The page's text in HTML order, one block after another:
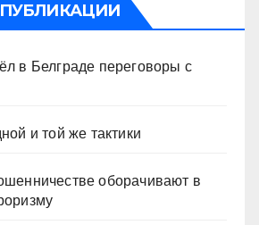
в Белграде переговоры с
и той же тактики
оборачивают в